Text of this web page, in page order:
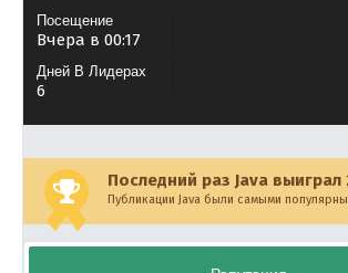
Посещение
Вчера в 00:17
Дней В Лидерах
6
Последний раз Java выиграл
Публикации Java были самыми